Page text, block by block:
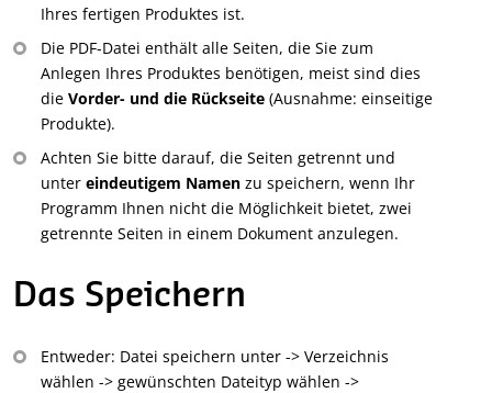
Ihres fertigen Produktes ist.
Die PDF-Datei enthält alle Seiten, die Sie zum
Anlegen Ihres Produktes benötigen, meist sind dies
die Vorder- und die Rückseite (Ausnahme: einseitige
Produkte).
Achten Sie bitte darauf, die Seiten getrennt und
unter eindeutigem Namen zu speichern, wenn Ihr
Programm Ihnen nicht die Möglichkeit bietet, zwei
getrennte Seiten in einem Dokument anzulegen.
Das Speichern
Entweder: Datei speichern unter -> Verzeichnis
wählen -> gewünschten Dateityp wählen ->